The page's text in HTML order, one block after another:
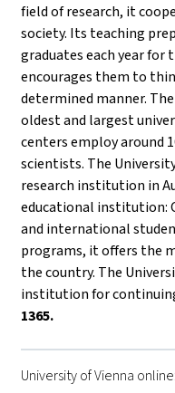
field of research, it
society. Its teaching
graduates each year for
encourages them to
determined manner.
oldest and largest
centers employ around
scientists. The
research institution in
educational institution:
and international
programs, it offers the
the country. The
institution for
1365.
University of Vienna online: